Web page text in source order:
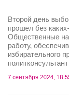
Второй день
прошел без
Общественные
работу,
избирательного
7 сентября 2024,